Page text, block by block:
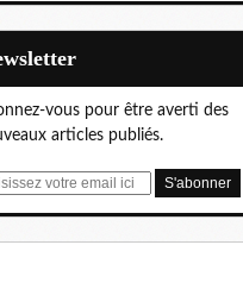
vous pour être averti des
articles publiés.